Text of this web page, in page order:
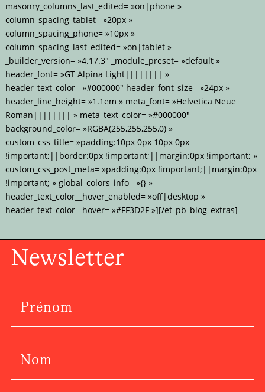
masonry_columns_last_edited= »on|phone »
column_spacing_tablet= »20px »
column_spacing_phone= »10px »
column_spacing_last_edited= »on|tablet »
_builder_version= »4.17.3″ _module_preset= »default »
header_font= »GT Alpina Light|||||||| »
header_text_color= »#000000″ header_font_size= »24px »
header_line_height= »1.1em » meta_font= »Helvetica Neue
Roman|||||||| » meta_text_color= »#000000″
background_color= »RGBA(255,255,255,0) »
custom_css_title= »padding:10px 0px 10px 0px
!important;||border:0px !important;||margin:0px !important; »
custom_css_post_meta= »padding:0px !important;||margin:0px
!important; » global_colors_info= »{} »
header_text_color__hover_enabled= »off|desktop »
header_text_color__hover= »#FF3D2F »][/et_pb_blog_extras]
Newsletter